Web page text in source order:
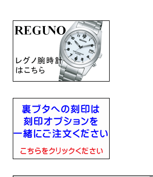
シチズン レグノ メンズ腕時計 （CITIZEN REGUNO）
KM1-415-51 メンズウオッチ